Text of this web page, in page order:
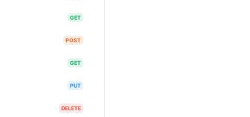
GET
POST
GET
PUT
DELETE